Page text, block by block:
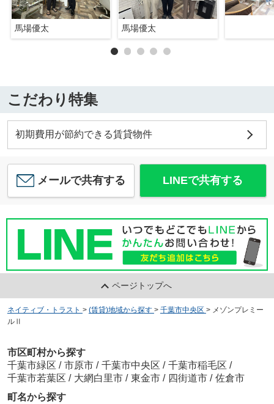
馬場優太 馬場優太
こだわり特集
初期費用が節約できる賃貸物件
メールで共有する LINEで共有する
ページトップへ
ネイティブ・トラスト > (賃貸)地域から探す > 千葉市中央区 > メゾンプレミー
ルⅡ
市区町村から探す
千葉市緑区 / 市原市 / 千葉市中央区 / 千葉市稲毛区 /
千葉市若葉区 / 大網白里市 / 東金市 / 四街道市 / 佐倉市
町名から探す